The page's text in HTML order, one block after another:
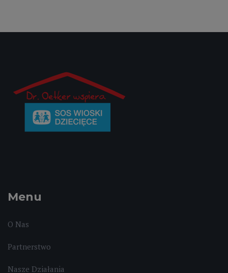
Menu
O Nas
Partnerstwo
Nasze Działania